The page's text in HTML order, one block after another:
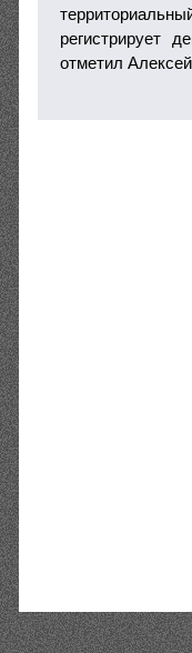
регистрирует
отметил